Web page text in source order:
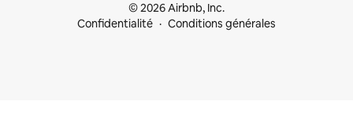
© 2026 Airbnb, Inc.
Confidentialité
Conditions générales